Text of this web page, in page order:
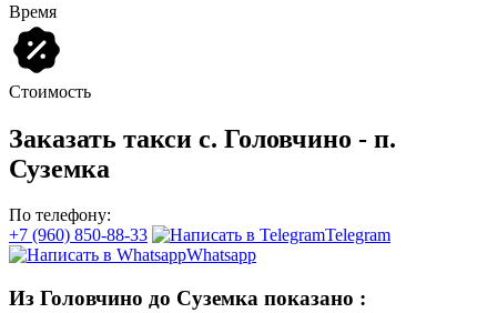
Время
Стоимость
Заказать такси с. Головчино - п.
Суземка
По телефону:
+7 (960) 850-88-33
Telegram
Whatsapp
Из Головчино до Суземка показано :